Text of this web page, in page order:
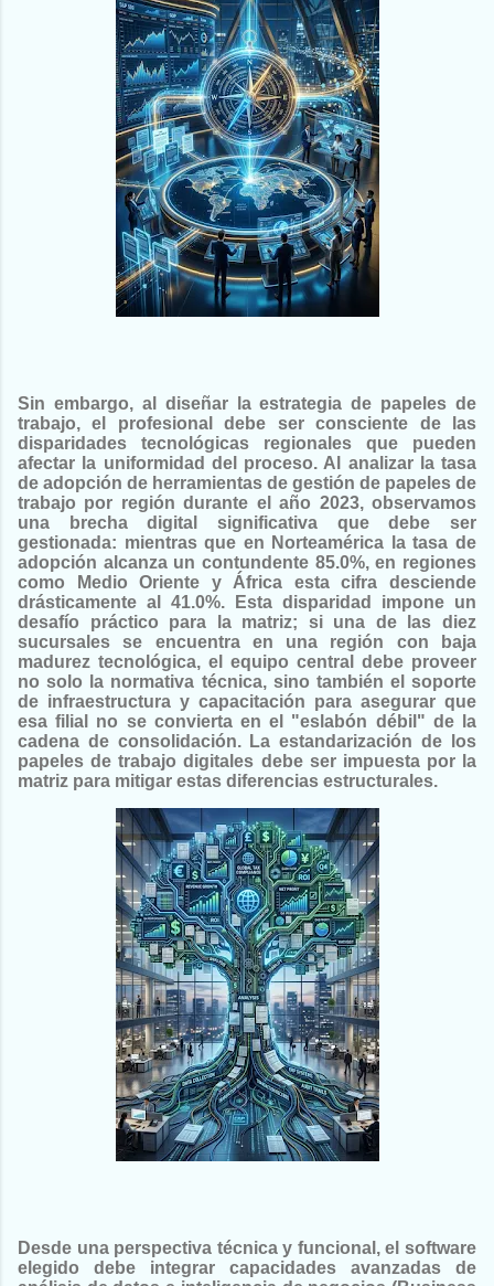
Sin embargo, al diseñar la estrategia de papeles de
trabajo, el profesional debe ser consciente de las
disparidades tecnológicas regionales que pueden
afectar la uniformidad del proceso. Al analizar la tasa
de adopción de herramientas de gestión de papeles de
trabajo por región durante el año 2023, observamos
una brecha digital significativa que debe ser
gestionada: mientras que en Norteamérica la tasa de
adopción alcanza un contundente 85.0%, en regiones
como Medio Oriente y África esta cifra desciende
drásticamente al 41.0%. Esta disparidad impone un
desafío práctico para la matriz; si una de las diez
sucursales se encuentra en una región con baja
madurez tecnológica, el equipo central debe proveer
no solo la normativa técnica, sino también el soporte
de infraestructura y capacitación para asegurar que
esa filial no se convierta en el "eslabón débil" de la
cadena de consolidación. La estandarización de los
papeles de trabajo digitales debe ser impuesta por la
matriz para mitigar estas diferencias estructurales.
Desde una perspectiva técnica y funcional, el software
elegido debe integrar capacidades avanzadas de